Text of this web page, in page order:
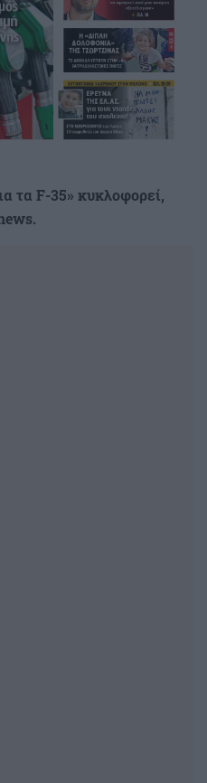
τα F-35» κυκλοφορεί,